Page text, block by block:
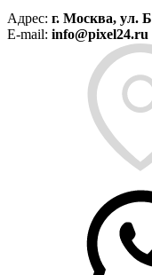
Адрес: г. Москва, ул.
E-mail: info@pixel24.ru